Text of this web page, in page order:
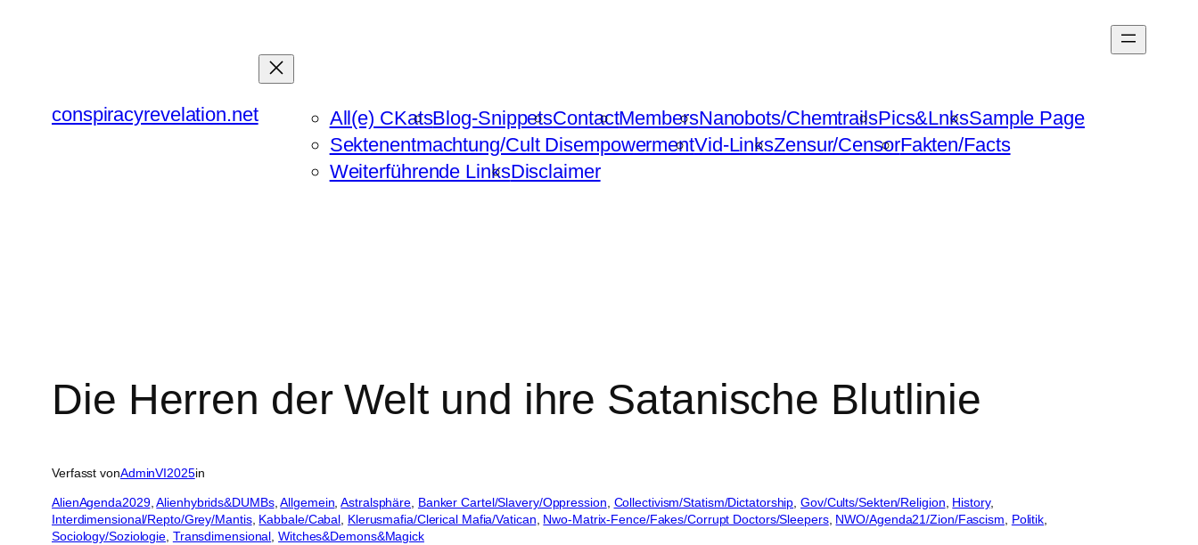
conspiracyrevelation.net
All(e) CKatsBlog-SnippetsContactMembersNanobots/ChemtrailsPics&LnksSample Page
Sektenentmachtung/Cult DisempowermentVid-LinksZensur/CensorFakten/Facts
Weiterführende LinksDisclaimer
Die Herren der Welt und ihre Satanische Blutlinie
Verfasst vonAdminVI2025in
AlienAgenda2029, Alienhybrids&DUMBs, Allgemein, Astralsphäre, Banker Cartel/Slavery/Oppression, Collectivism/Statism/Dictatorship, Gov/Cults/Sekten/Religion, History
Interdimensional/Repto/Grey/Mantis, Kabbale/Cabal, Klerusmafia/Clerical Mafia/Vatican, Nwo-Matrix-Fence/Fakes/Corrupt Doctors/Sleepers, NWO/Agenda21/Zion/Fascism, Politik
Sociology/Soziologie, Transdimensional, Witches&Demons&Magick